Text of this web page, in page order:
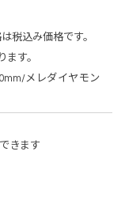
税込み価格です。
す。
メレダイヤモン
きます